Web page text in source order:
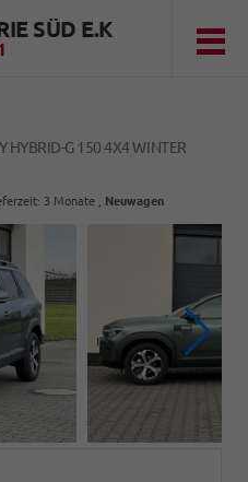
SÜD E.K
HYBRID-G 150 4X4 WINTER
3 Monate Neuwagen